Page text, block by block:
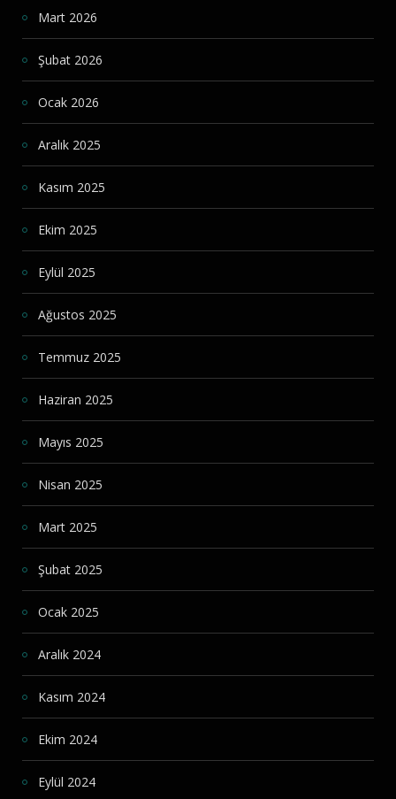
Mart 2026
Şubat 2026
Ocak 2026
Aralık 2025
Kasım 2025
Ekim 2025
Eylül 2025
Ağustos 2025
Temmuz 2025
Haziran 2025
Mayıs 2025
Nisan 2025
Mart 2025
Şubat 2025
Ocak 2025
Aralık 2024
Kasım 2024
Ekim 2024
Eylül 2024